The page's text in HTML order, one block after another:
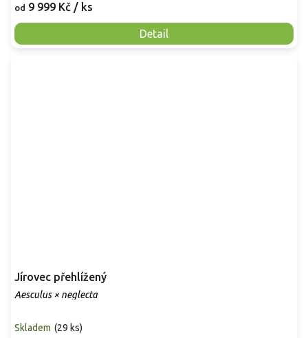
od 9 999 Kč / ks
Detail
Jírovec přehlížený
Aesculus × neglecta
Skladem (29 ks)